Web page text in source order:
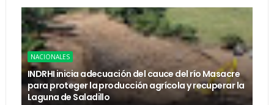
NACIONALES
INDRHI inicia adecuación del cauce del río Masacre
para proteger la producción agrícola y recuperar la
Laguna de Saladillo